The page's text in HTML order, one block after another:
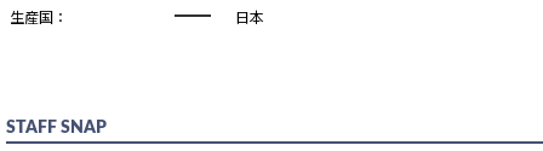
7（25㎝） カートに入れる
生産国：
日本
STAFF SNAP